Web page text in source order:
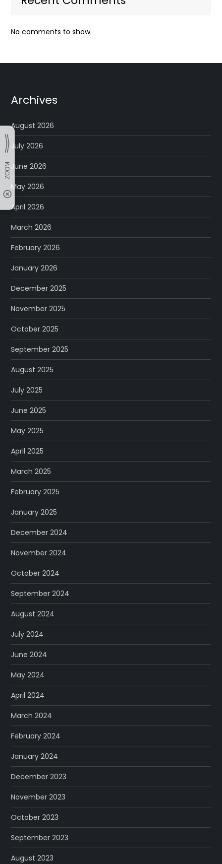
No comments to show.
Archives
August 2026
July 2026
June 2026
May 2026
April 2026
March 2026
February 2026
January 2026
December 2025
November 2025
October 2025
September 2025
August 2025
July 2025
June 2025
May 2025
April 2025
March 2025
February 2025
January 2025
December 2024
November 2024
October 2024
September 2024
August 2024
July 2024
June 2024
May 2024
April 2024
March 2024
February 2024
January 2024
December 2023
November 2023
October 2023
September 2023
August 2023